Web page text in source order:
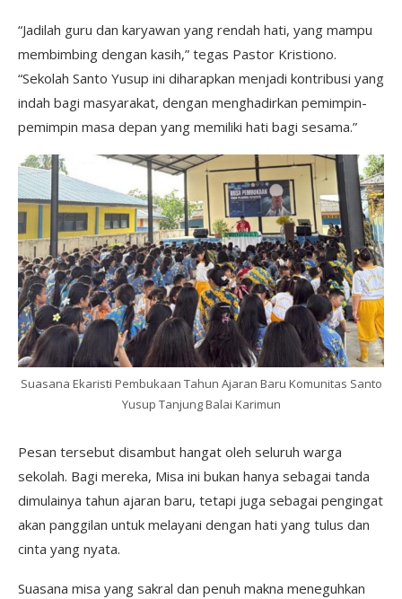
“Jadilah guru dan karyawan yang rendah hati, yang mampu
membimbing dengan kasih,” tegas Pastor Kristiono.
“Sekolah Santo Yusup ini diharapkan menjadi kontribusi yang
indah bagi masyarakat, dengan menghadirkan pemimpin-
pemimpin masa depan yang memiliki hati bagi sesama.”
Suasana Ekaristi Pembukaan Tahun Ajaran Baru Komunitas Santo
Yusup Tanjung Balai Karimun
Pesan tersebut disambut hangat oleh seluruh warga
sekolah. Bagi mereka, Misa ini bukan hanya sebagai tanda
dimulainya tahun ajaran baru, tetapi juga sebagai pengingat
akan panggilan untuk melayani dengan hati yang tulus dan
cinta yang nyata.
Suasana misa yang sakral dan penuh makna meneguhkan